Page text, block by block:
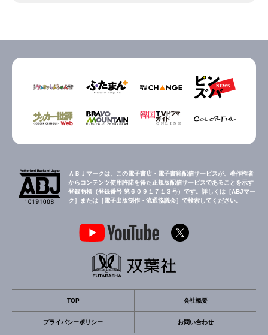
ＡＢＪマークは、この電子書店・電子書籍配信サービスが、著作権者
からコンテンツ使用許諾を得た正規版配信サービスであることを示す
登録商標（登録番号 第６０９１７１３号）です。詳しくは［ABJマー
ク］または［電子出版制作・流通協議会］で検索してください。
TOP 会社概要
プライバシーポリシー お問い合わせ